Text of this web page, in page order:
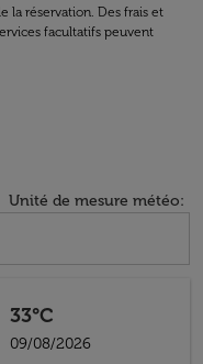
la réservation. Des frais et
facultatifs peuvent
Unité de mesure météo:
33°C
09/08/2026